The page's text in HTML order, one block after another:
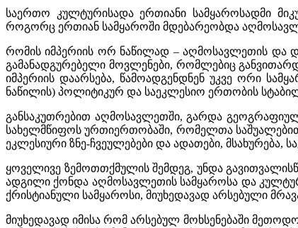
საერთო კულტურისადა ერთიანი სამყაროსადმი
როგორც ერთიან სამყაროში მდებარეობდა
რომის იმპერიის ორ ნაწილად – აღმოსავლეთის და
გამანადგურებელი მოვლენები, რომლებიც
იმპერიის დაარსება, წამოადგენდნენ უკვე ორი
ნაწილის) პოლიტიკურ და საეკლესიო ერთობის
განსაკუთრებით აღმოსავლეთში, გარდა
სახელმწიფოს ურთიერთობაში, რომელთა
ეკლესიური ზნე-ჩვეულებები და ადათები,
ყოველივე ზემოთთქმულის შემდეგ, უნდა
ადგილი ქონდა აღმოსავლეთის სამყაროსა და
ქრისტიანული სამყაროსი, მიუხედავად არსებული
მიუხედავად იმისა რომ არსებულ მოხსენებაში